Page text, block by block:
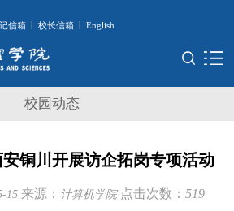
信箱 | 校长信箱 | English
校园动态
铜川开展访企拓岗专项活动
15 来源： 计算机学院 点击次数： 519